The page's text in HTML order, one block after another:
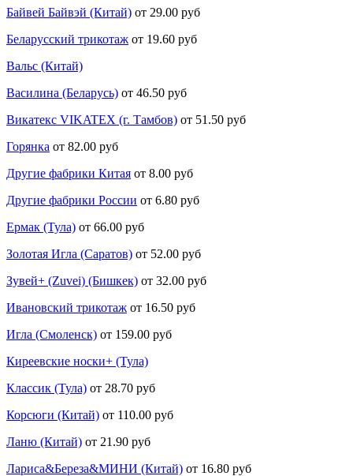
Байвей Байвэй (Китай) от 29.00 руб
Беларусский трикотаж от 19.60 руб
Вальс (Китай)
Василина (Беларусь) от 46.50 руб
Викатекс VIKATEX (г. Тамбов) от 51.50 руб
Горянка от 82.00 руб
Другие фабрики Китая от 8.00 руб
Другие фабрики России от 6.80 руб
Ермак (Тула) от 66.00 руб
Золотая Игла (Саратов) от 52.00 руб
Зувей+ (Zuvei) (Бишкек) от 32.00 руб
Ивановский трикотаж от 16.50 руб
Игла (Смоленск) от 159.00 руб
Киреевские носки+ (Тула)
Классик (Тула) от 28.70 руб
Корсюги (Китай) от 110.00 руб
Ланю (Китай) от 21.90 руб
Лариса&Береза&МИНИ (Китай) от 16.80 руб